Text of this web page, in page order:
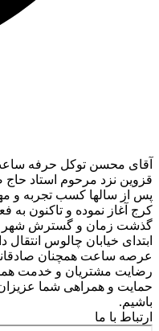
قزوین نزد مرحوم استاد
کرج آغاز نموده و تاکنون به
گذشت زمان و گسترش شهر
ابتدای خیابان چالوس
عرصه ساعت همچنان
رضایت مشتریان و خدمت
حمایت و همراهی شما عزیزان
باشیم.
ارتباط با ما